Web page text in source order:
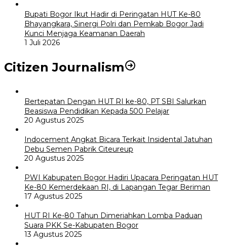
Bupati Bogor Ikut Hadir di Peringatan HUT Ke-80
Bhayangkara, Sinergi Polri dan Pemkab Bogor Jadi
Kunci Menjaga Keamanan Daerah
1 Juli 2026
Citizen Journalism
Bertepatan Dengan HUT RI ke-80, PT SBI Salurkan
Beasiswa Pendidikan Kepada 500 Pelajar
20 Agustus 2025
Indocement Angkat Bicara Terkait Insidental Jatuhan
Debu Semen Pabrik Citeureup
20 Agustus 2025
PWI Kabupaten Bogor Hadiri Upacara Peringatan HUT
Ke-80 Kemerdekaan RI, di Lapangan Tegar Beriman
17 Agustus 2025
HUT RI Ke-80 Tahun Dimeriahkan Lomba Paduan
Suara PKK Se-Kabupaten Bogor
13 Agustus 2025